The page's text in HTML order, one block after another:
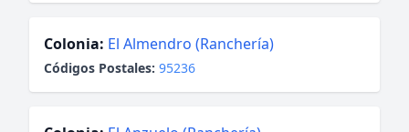
Colonia: El Almendro (Ranchería)
Códigos Postales: 95236